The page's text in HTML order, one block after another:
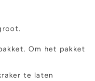
Om het pakket
te laten